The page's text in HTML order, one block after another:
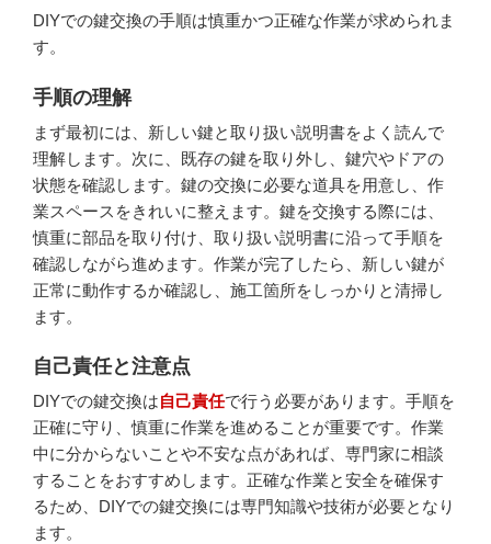
DIYでの鍵交換の手順は慎重かつ正確な作業が求められま
す。
手順の理解
まず最初には、新しい鍵と取り扱い説明書をよく読んで
理解します。次に、既存の鍵を取り外し、鍵穴やドアの
状態を確認します。鍵の交換に必要な道具を用意し、作
業スペースをきれいに整えます。鍵を交換する際には、
慎重に部品を取り付け、取り扱い説明書に沿って手順を
確認しながら進めます。作業が完了したら、新しい鍵が
正常に動作するか確認し、施工箇所をしっかりと清掃し
ます。
自己責任と注意点
DIYでの鍵交換は自己責任で行う必要があります。手順を
正確に守り、慎重に作業を進めることが重要です。作業
中に分からないことや不安な点があれば、専門家に相談
することをおすすめします。正確な作業と安全を確保す
るため、DIYでの鍵交換には専門知識や技術が必要となり
ます。